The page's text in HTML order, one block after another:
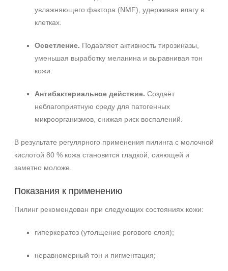
увлажняющего фактора (NMF), удерживая влагу в
клетках.
Осветление. Подавляет активность тирозиназы,
уменьшая выработку меланина и выравнивая тон
кожи.
Антибактериальное действие. Создаёт
неблагоприятную среду для патогенных
микроорганизмов, снижая риск воспалений.
В результате регулярного применения пилинга с молочной
кислотой 80 % кожа становится гладкой, сияющей и
заметно моложе.
Показания к применению
Пилинг рекомендован при следующих состояниях кожи:
гиперкератоз (утолщение рогового слоя);
неравномерный тон и пигментация;